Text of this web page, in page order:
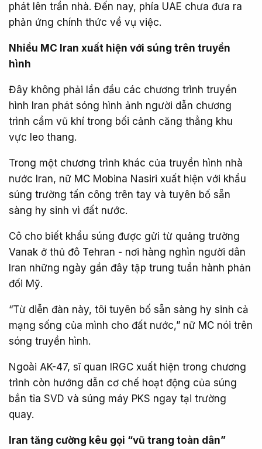
phát lên trần nhà. Đến nay, phía UAE chưa đưa ra
phản ứng chính thức về vụ việc.
Nhiều MC Iran xuất hiện với súng trên truyền
hình
Đây không phải lần đầu các chương trình truyền
hình Iran phát sóng hình ảnh người dẫn chương
trình cầm vũ khí trong bối cảnh căng thẳng khu
vực leo thang.
Trong một chương trình khác của truyền hình nhà
nước Iran, nữ MC Mobina Nasiri xuất hiện với khẩu
súng trường tấn công trên tay và tuyên bố sẵn
sàng hy sinh vì đất nước.
Cô cho biết khẩu súng được gửi từ quảng trường
Vanak ở thủ đô Tehran - nơi hàng nghìn người dân
Iran những ngày gần đây tập trung tuần hành phản
đối Mỹ.
“Từ diễn đàn này, tôi tuyên bố sẵn sàng hy sinh cả
mạng sống của mình cho đất nước,” nữ MC nói trên
sóng truyền hình.
Ngoài AK-47, sĩ quan IRGC xuất hiện trong chương
trình còn hướng dẫn cơ chế hoạt động của súng
bắn tỉa SVD và súng máy PKS ngay tại trường
quay.
Iran tăng cường kêu gọi “vũ trang toàn dân”